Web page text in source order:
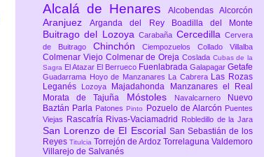
Alcalá de Henares Alcobendas Alcorcón
AranjuezArganda del Rey Boadilla del Monte
Buitrago del LozoyaCarabaña CercedillaCervera
de Buitrago ChinchónCiempozuelosCollado Villalba
Colmenar Viejo Colmenar de Oreja Coslada Cubas de la
Sagra El Atazar El Berrueco Fuenlabrada Galapagar Getafe
Guadarrama Hoyo de Manzanares La Cabrera Las Rozas
Leganés
Lozoya Majadahonda
Manzanares el Real
Morata de Tajuña Móstoles Navalcarnero
Nuevo
Baztán Parla PatonesPinto Pozuelo de Alarcón Puentes
Viejas
Rascafría Rivas-Vaciamadrid Robledillo de la Jara
San Lorenzo de El Escorial San Sebastián de los
Reyes Titulcia Torrejón de Ardoz Torrelaguna Valdemoro
Villarejo de Salvanés